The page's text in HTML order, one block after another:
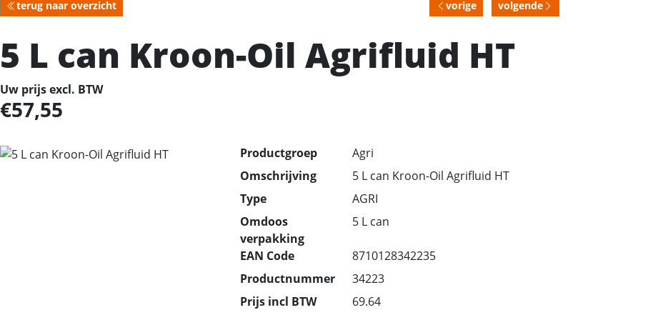
terug naar overzicht vorige volgende
5 L can Kroon-Oil Agrifluid HT
Uw prijs excl. BTW
57,55
Productgroep
Agri
Omschrijving
5 L can Kroon-Oil Agrifluid HT
Type
AGRI
Omdoos
verpakking
5 L can
EAN Code
8710128342235
Productnummer
34223
Prijs incl BTW
69.64